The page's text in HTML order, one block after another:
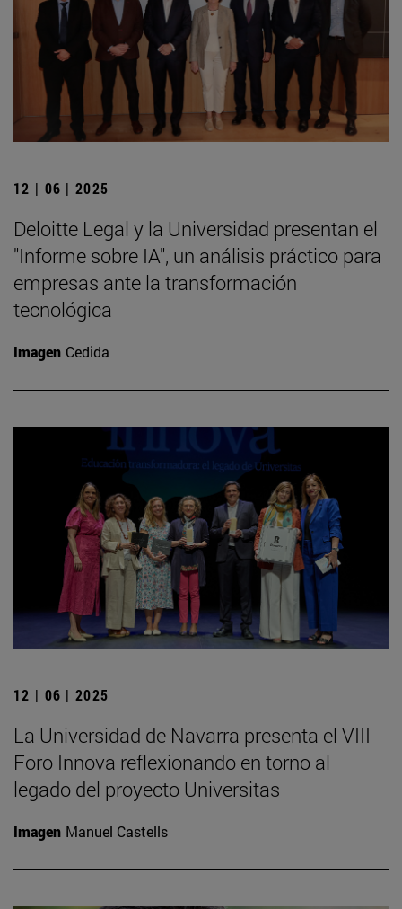
12 | 06 | 2025
Deloitte Legal y la Universidad presentan el
"Informe sobre IA", un análisis práctico para
empresas ante la transformación
tecnológica
Imagen Cedida
12 | 06 | 2025
La Universidad de Navarra presenta el VIII
Foro Innova reflexionando en torno al
legado del proyecto Universitas
Imagen Manuel Castells